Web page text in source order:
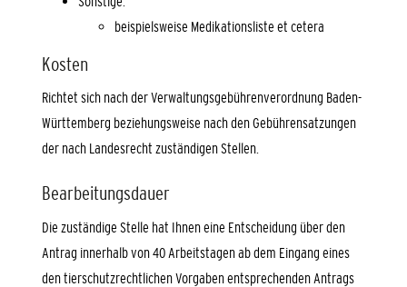
beispielsweise Medikationsliste et cetera
Kosten
Richtet sich nach der Verwaltungsgebührenverordnung Baden-
Württemberg beziehungsweise nach den Gebührensatzungen
der nach Landesrecht zuständigen Stellen.
Bearbeitungsdauer
Die zuständige Stelle hat Ihnen eine Entscheidung über den
Antrag innerhalb von 40 Arbeitstagen ab dem Eingang eines
den tierschutzrechtlichen Vorgaben entsprechenden Antrags